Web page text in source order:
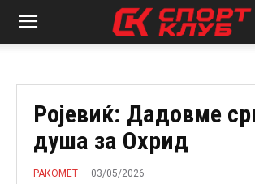
Ројевиќ: Дадовме
душа за Охрид
РАКОМЕТ 03/05/2026